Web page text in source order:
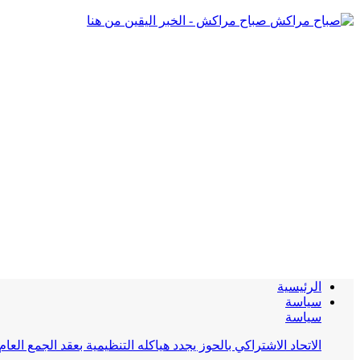
صباح مراكش - الخبر اليقين من هنا
الرئيسية
سياسة
سياسة
الاتحاد الاشتراكي بالحوز يجدد هياكله التنظيمية بعقد الجمع